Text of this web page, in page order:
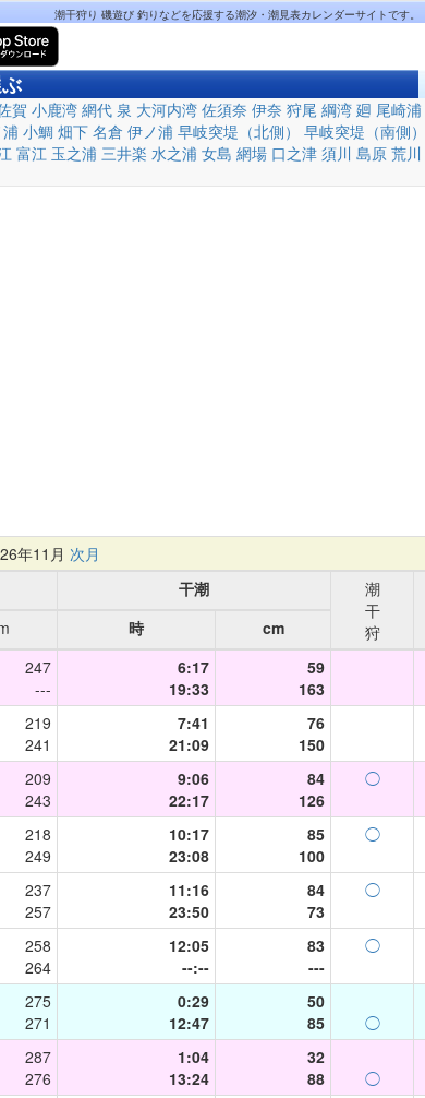
潮干狩り 磯遊び 釣りなどを応援する潮汐・潮見表カレンダーサイトです。
賀 小鹿湾 網代 泉 大河内湾 佐須奈 伊奈 狩尾 綱湾 廻 尾崎浦
小鯛 畑下 名倉 伊ノ浦 早岐突堤（北側） 早岐突堤（南側）
富江 玉之浦 三井楽 水之浦 女島 網場 口之津 須川 島原 荒川
年11月 次月
干潮
潮
干
狩
時
cm
247
---
6:17
19:33
59
163
219
241
7:41
21:09
76
150
209
243
9:06
22:17
84
126
◯
218
249
10:17
23:08
85
100
◯
237
257
11:16
23:50
84
73
◯
258
264
12:05
--:--
83
---
◯
275
271
0:29
12:47
50
85
◯
287
276
1:04
13:24
32
88
◯